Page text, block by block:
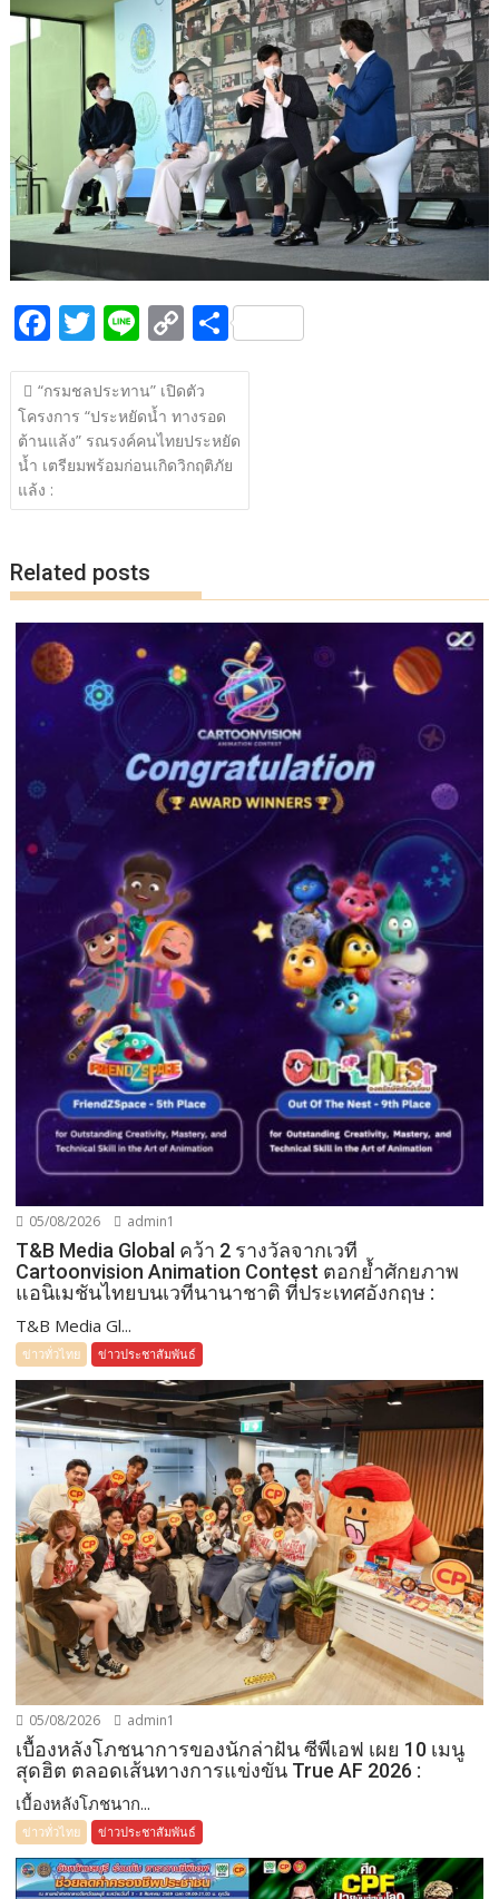
b er y
Li
n
k
e
F
ac
e
b
o
o
T
w
itt
er
Li
n
e
C
o
p
y
Li
n
S
h
e
แนะแนว
เรื่อง
“กรมชลประทาน” เปิดตัว
โครงการ “ประหยัดน้ำ ทางรอด
ต้านแล้ง” รณรงค์คนไทยประหยัด
น้ำ เตรียมพร้อมก่อนเกิดวิกฤติภัย
แล้ง :
Related posts
05/08/2026 admin1
T&B Media Global คว้า 2 รางวัลจากเวที
Cartoonvision Animation Contest ตอกย้ำศักยภาพ
แอนิเมชันไทยบนเวทีนานาชาติ ที่ประเทศอังกฤษ :
T&B Media Gl...
ข่าวทั่วไทย ข่าวประชาสัมพันธ์
05/08/2026 admin1
เบื้องหลังโภชนาการของนักล่าฝัน ซีพีเอฟ เผย 10 เมนู
สุดฮิต ตลอดเส้นทางการแข่งขัน True AF 2026 :
เบื้องหลังโภชนาก...
ข่าวทั่วไทย ข่าวประชาสัมพันธ์